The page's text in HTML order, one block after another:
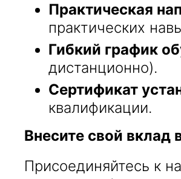
Практическая
практических
Гибкий график
дистанционно).
Сертификат
квалификации.
Внесите свой вклад
Присоединяйтесь к